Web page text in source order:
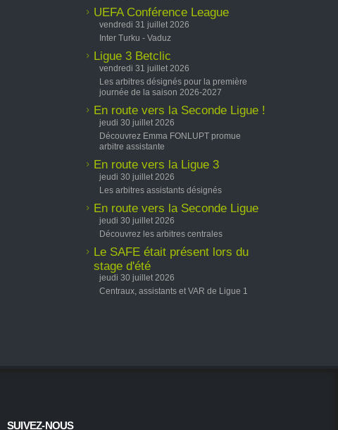
UEFA Conférence League
vendredi 31 juillet 2026
Inter Turku - Vaduz
Ligue 3 Betclic
vendredi 31 juillet 2026
Les arbitres désignés pour la première
journée de la saison 2026-2027
En route vers la Seconde Ligue !
jeudi 30 juillet 2026
Découvrez Emma FONLUPT promue
arbitre assistante
En route vers la Ligue 3
jeudi 30 juillet 2026
Les arbitres assistants désignés
En route vers la Seconde Ligue
jeudi 30 juillet 2026
Découvrez les arbitres centrales
Le SAFE était présent lors du
stage d'été
jeudi 30 juillet 2026
Centraux, assistants et VAR de Ligue 1
SUIVEZ-NOUS